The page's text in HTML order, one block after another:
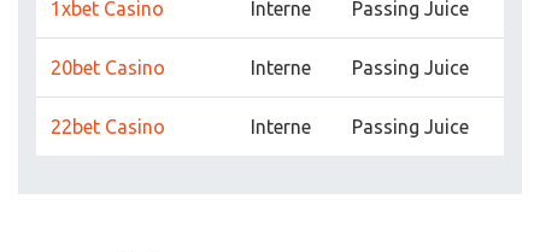
1xbet Casino Interne Passing Juice
20bet Casino Interne Passing Juice
22bet Casino Interne Passing Juice